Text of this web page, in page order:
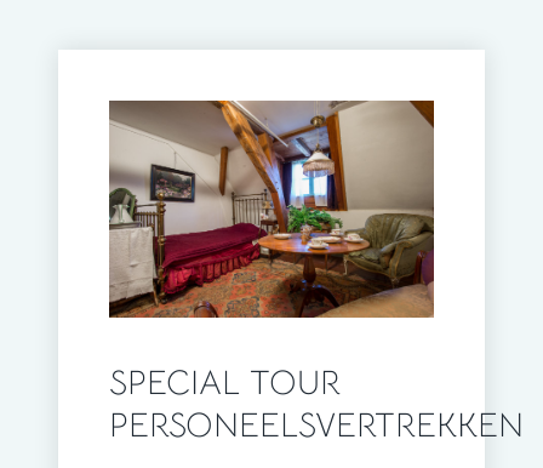
SPECIAL TOUR
PERSONEELSVERTREKKEN